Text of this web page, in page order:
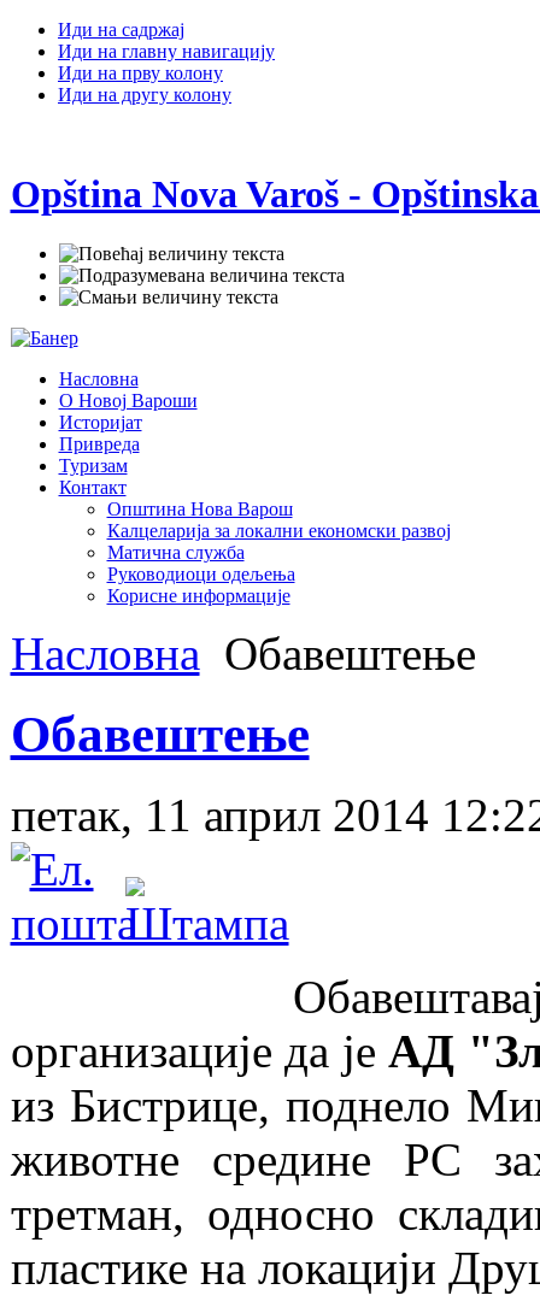
Иди на садржај
Иди на главну навигацију
Иди на прву колону
Иди на другу колону
Opština Nova Varoš -
Насловна
О Новој Вароши
Историјат
Привреда
Туризам
Контакт
Општина Нова Варош
Калцеларија за локални економски развој
Матична служба
Руководиоци одељења
Корисне информације
Насловна Обавештење
Обавештење
петак, 11 април 2014
Обавештавају се
организације да јеАД
из Бистрице, поднело
животне средине РС
третман, односно
пластике на локацији